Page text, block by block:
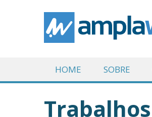
HOME SOBRE
Trabalhos